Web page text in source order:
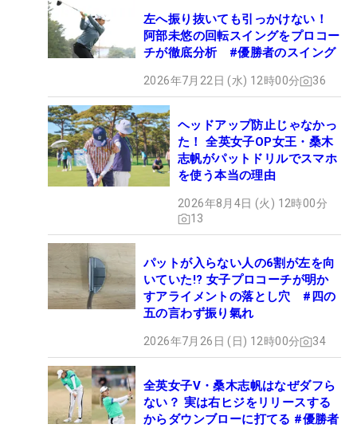
左へ振り抜いても引っかけない！
阿部未悠の回転スイングをプロコー
チが徹底分析 #優勝者のスイング
2026年7月22日 (水) 12時00分 36
ヘッドアップ防止じゃなかっ
た！ 全英女子OP女王・桑木
志帆がパットドリルでスマホ
を使う本当の理由
2026年8月4日 (火) 12時00分
13
パットが入らない人の6割が左を向
いていた!? 女子プロコーチが明か
すアライメントの落とし穴 #四の
五の言わず振り氣れ
2026年7月26日 (日) 12時00分 34
全英女子V・桑木志帆はなぜダフら
ない？ 実は右ヒジをリリースする
からダウンブローに打てる #優勝者